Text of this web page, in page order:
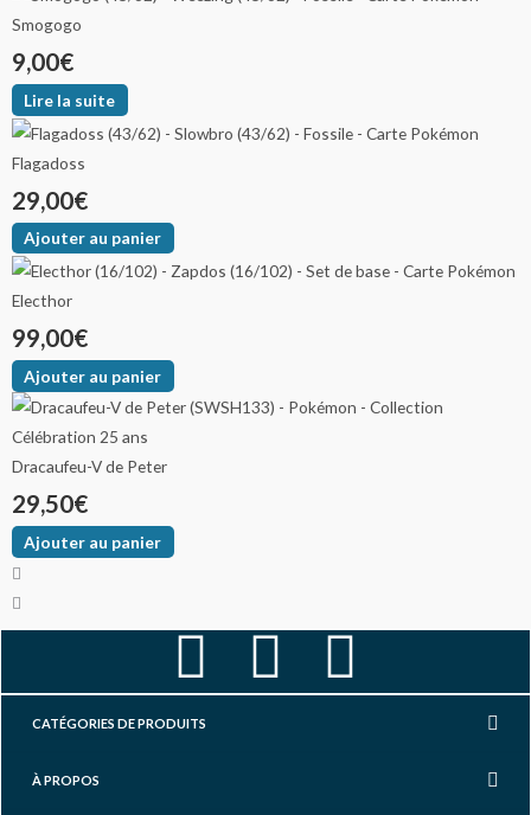
Smogogo
9,00€
Lire la suite
Flagadoss
29,00€
Ajouter au panier
Electhor
99,00€
Ajouter au panier
Dracaufeu-V de Peter
29,50€
Ajouter au panier
F
a
I
Y
CATÉGORIES DE PRODUITS
À PROPOS